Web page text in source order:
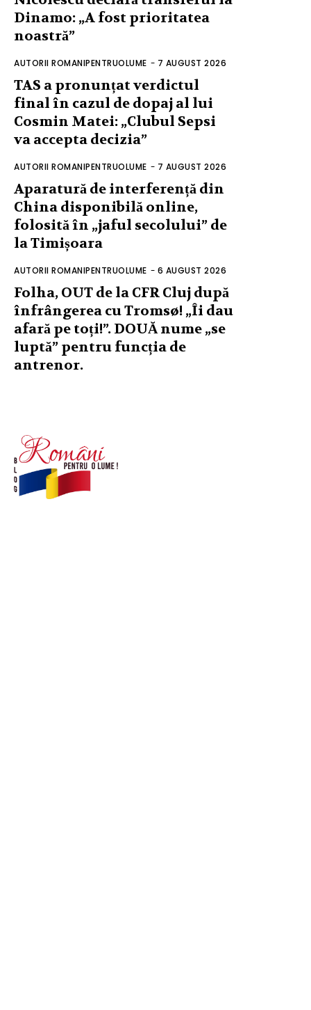
Dinamo: „A fost prioritatea
noastră”
AUTORII ROMANIPENTRUOLUME - 7 AUGUST 2026
TAS a pronunțat verdictul
final în cazul de dopaj al lui
Cosmin Matei: „Clubul Sepsi
va accepta decizia”
AUTORII ROMANIPENTRUOLUME - 7 AUGUST 2026
Aparatură de interferență din
China disponibilă online,
folosită în „jaful secolului” de
la Timișoara
AUTORII ROMANIPENTRUOLUME - 6 AUGUST 2026
Folha, OUT de la CFR Cluj după
înfrângerea cu Tromsø! „Îi dau
afară pe toți!”. DOUĂ nume „se
luptă” pentru funcția de
antrenor.